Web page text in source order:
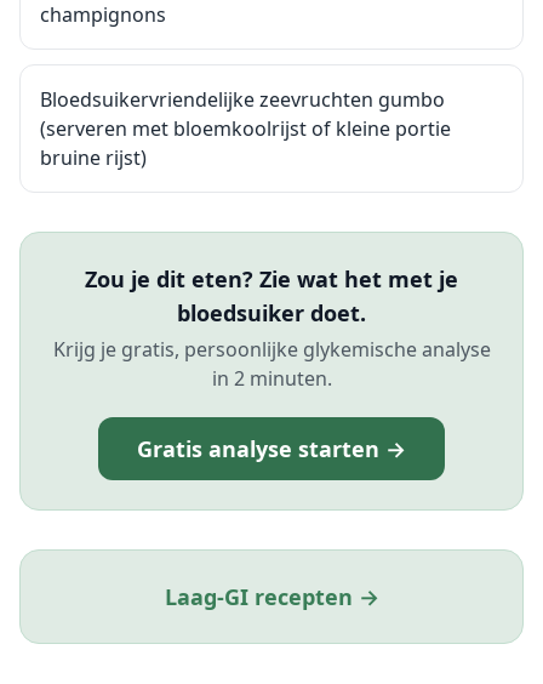
champignons
Bloedsuikervriendelijke zeevruchten gumbo
(serveren met bloemkoolrijst of kleine portie
bruine rijst)
Zou je dit eten? Zie wat het met je
bloedsuiker doet.
Krijg je gratis, persoonlijke glykemische analyse
in 2 minuten.
Gratis analyse starten →
Laag-GI recepten →